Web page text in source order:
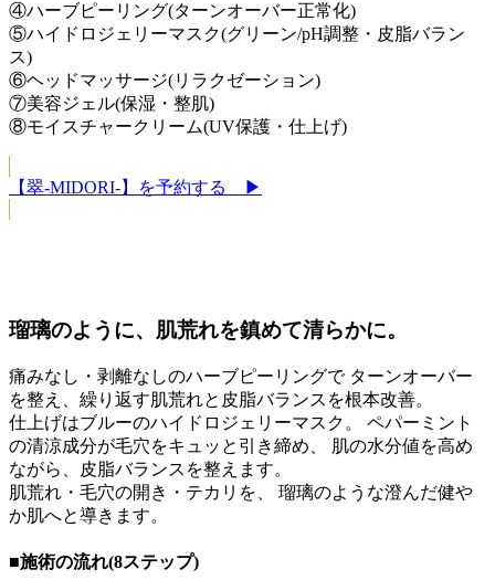
④ハーブピーリング(ターンオーバー正常化)
⑤ハイドロジェリーマスク(グリーン/pH調整・皮脂バラン
ス)
⑥ヘッドマッサージ(リラクゼーション)
⑦美容ジェル(保湿・整肌)
⑧モイスチャークリーム(UV保護・仕上げ)
【翠-MIDORI-】を予約する ▶
瑠璃のように、肌荒れを鎮めて清らかに。
痛みなし・剥離なしのハーブピーリングで ターンオーバー
を整え、繰り返す肌荒れと皮脂バランスを根本改善。
仕上げはブルーのハイドロジェリーマスク。 ペパーミント
の清涼成分が毛穴をキュッと引き締め、 肌の水分値を高め
ながら、皮脂バランスを整えます。
肌荒れ・毛穴の開き・テカリを、 瑠璃のような澄んだ健や
か肌へと導きます。
■施術の流れ(8ステップ)